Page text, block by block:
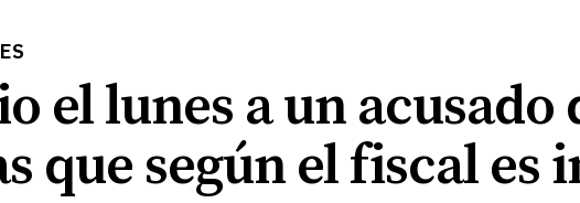
el lunes a un acusado
que según el fiscal es